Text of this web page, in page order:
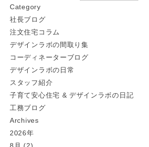
Category
社長ブログ
注文住宅コラム
デザインラボの間取り集
コーディネーターブログ
デザインラボの日常
スタッフ紹介
子育て安心住宅 & デザインラボの日記
工務ブログ
Archives
2026年